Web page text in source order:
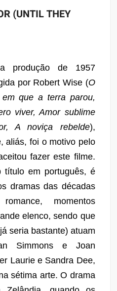
(UNTIL THEY
produção de 1957
por Robert Wise (O
que a terra parou,
viver, Amor sublime
A noviça rebelde),
aliás, foi o motivo pelo
fazer este filme.
título em português, é
dramas das décadas
momentos
elenco, sendo que
seria bastante) atuam
Simmons e Joan
Laurie e Sandra Dee,
sétima arte. O drama